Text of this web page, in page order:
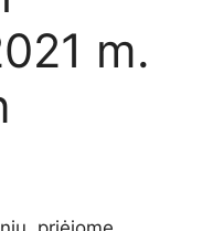
m.